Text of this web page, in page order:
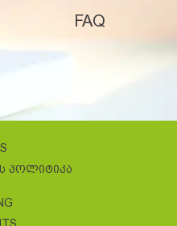
FAQ
ᲞᲝᲚᲘᲢᲘᲙᲐ